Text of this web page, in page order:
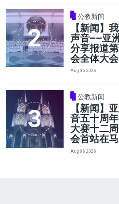
公教新闻
【新闻】
声音——亚
分享报道
会全体大
Aug 06, 2026
公教新闻
【新闻】
音五十周
大赛十二
会首站在
Aug 06, 2026